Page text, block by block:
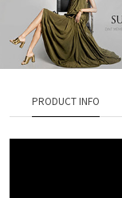
PRODUCT INFO